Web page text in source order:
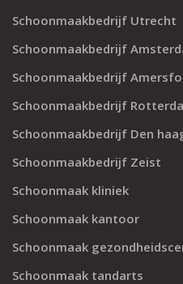
Schoonmaakbedrijf Utrecht
Schoonmaakbedrijf
Schoonmaakbedrijf
Schoonmaakbedrijf
Schoonmaakbedrijf Den
Schoonmaakbedrijf Zeist
Schoonmaak kliniek
Schoonmaak kantoor
Schoonmaak
Schoonmaak tandarts